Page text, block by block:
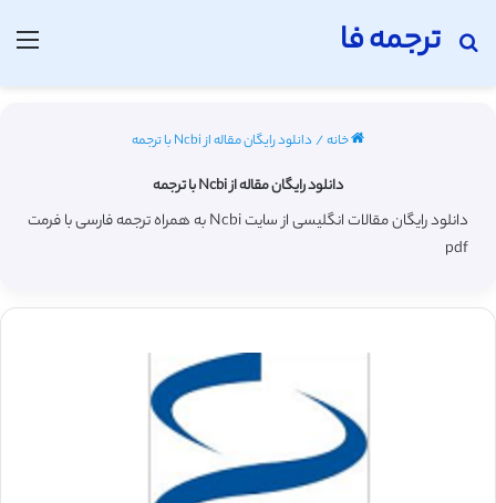
ترجمه فا
جستجو برای
خانه/ دانلود رایگان مقاله از Ncbi با ترجمه
دانلود رایگان مقاله از Ncbi با ترجمه
دانلود رایگان مقالات انگلیسی از سایت Ncbi به همراه ترجمه فارسی با فرمت
pdf